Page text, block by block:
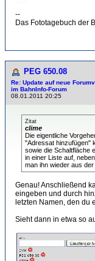
--
Das Fototagebuch der
PEG 650.08
Re: Update auf neue
im BahnInfo-Forum
08.01.2011 20:25
Zitat
clime
Die eigentliche
"Adressat hinzufügen"
sowie die Schaltfläche
in einer Liste auf,
man ihn wieder aus
Genau! Anschließend
eingeben und durch
letzten Namen, den du
Sieht dann in etwa so